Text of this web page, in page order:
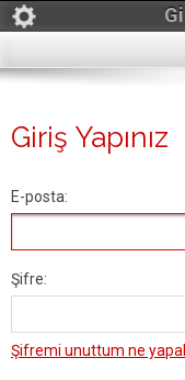
Giriş Yapınız
E-posta:
Şifre:
Şifremi unuttum ne